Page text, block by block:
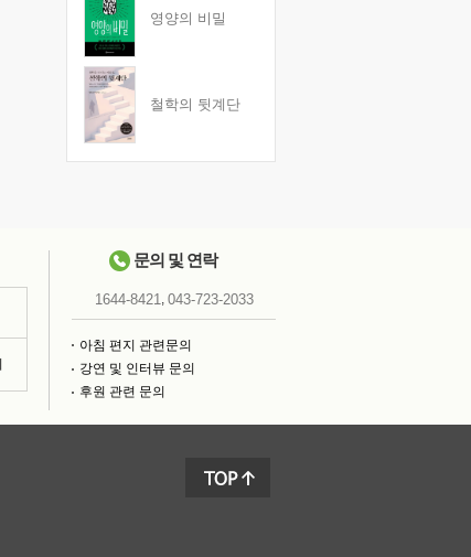
영양의 비밀
철학의 뒷계단
문의 및 연락
1644-8421, 043-723-2033
아침 편지 관련문의
강연 및 인터뷰 문의
후원 관련 문의